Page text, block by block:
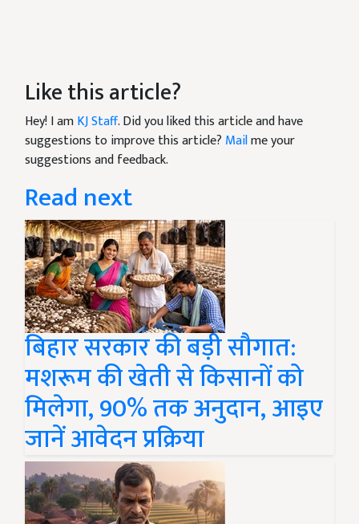
Like this article?
Hey! I amKJ Staff. Did you liked this article and have
suggestions to improve this article? Mailme your
suggestions and feedback.
Read next
बिहार सरकार की बड़ी सौगात:
मशरूम की खेती से किसानों को
मिलेगा, 90% तक अनुदान, आइए
जानें आवेदन प्रक्रिया